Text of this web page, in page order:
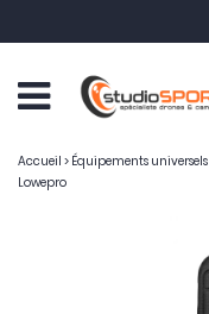
Accueil > Équipements universels
Lowepro